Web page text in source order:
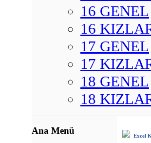
16 GENEL
16
17 GENEL
17
18 GENEL
18
Ana Menü
Excel